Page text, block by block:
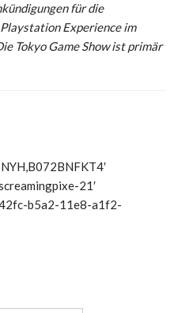
für die
Experience im
Tokyo Game Show ist primär
21′
b5a2-11e8-a1f2-